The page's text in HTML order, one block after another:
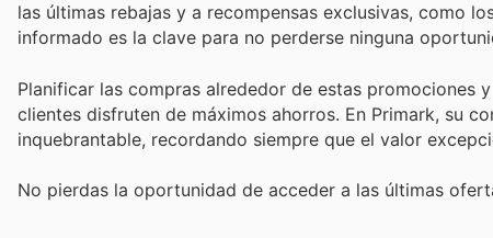
las últimas rebajas y a recompensas exclusivas, como
informado es la clave para no perderse ninguna
Planificar las compras alrededor de estas promociones
clientes disfruten de máximos ahorros. En Primark, su
inquebrantable, recordando siempre que el valor
No pierdas la oportunidad de acceder a las últimas